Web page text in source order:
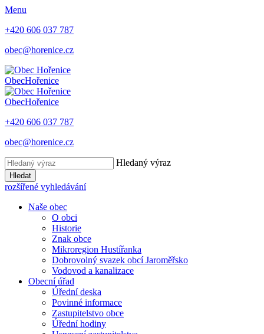
Menu
+420 606 037 787
obec@horenice.cz
ObecHořenice
ObecHořenice
+420 606 037 787
obec@horenice.cz
Hledaný výraz
Hledat
rozšířené vyhledávání
Naše obec
O obci
Historie
Znak obce
Mikroregion Hustířanka
Dobrovolný svazek obcí Jaroměřsko
Vodovod a kanalizace
Obecní úřad
Úřední deska
Povinné informace
Zastupitelstvo obce
Úřední hodiny